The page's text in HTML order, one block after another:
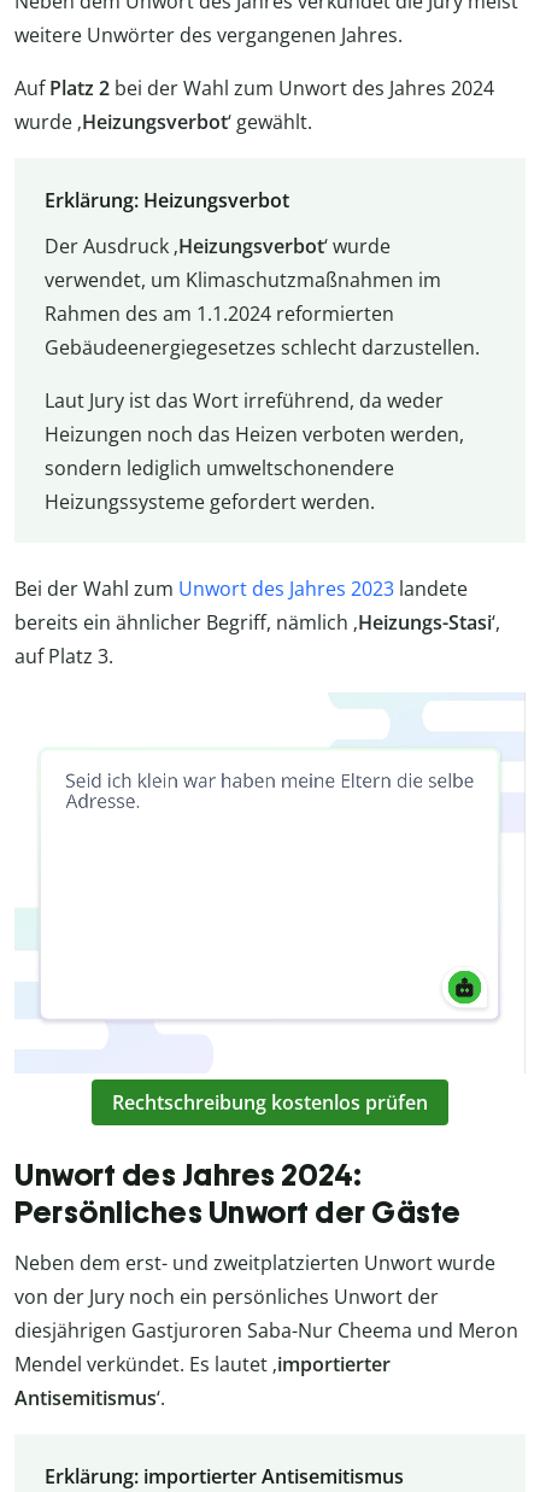
weitere Unwörter des vergangenen Jahres.
AufPlatz 2 bei der Wahl zum Unwort des Jahres 2024
wurde ‚Heizungsverbot‘ gewählt.
Erklärung: Heizungsverbot
Der Ausdruck ‚Heizungsverbot‘ wurde
verwendet, um Klimaschutzmaßnahmen im
Rahmen des am 1.1.2024 reformierten
Gebäudeenergiegesetzes schlecht darzustellen.
Laut Jury ist das Wort irreführend, da weder
Heizungen noch das Heizen verboten werden,
sondern lediglich umweltschonendere
Heizungssysteme gefordert werden.
Bei der Wahl zum Unwort des Jahres 2023 landete
bereits ein ähnlicher Begriff, nämlich ‚Heizungs-Stasi‘,
auf Platz 3.
Rechtschreibung kostenlos prüfen
Unwort des Jahres 2024:
Persönliches Unwort der Gäste
Neben dem erst- und zweitplatzierten Unwort wurde
von der Jury noch ein persönliches Unwort der
diesjährigen Gastjuroren Saba-Nur Cheema und Meron
Mendel verkündet. Es lautet ‚importierter
Antisemitismus‘.
Erklärung: importierter Antisemitismus